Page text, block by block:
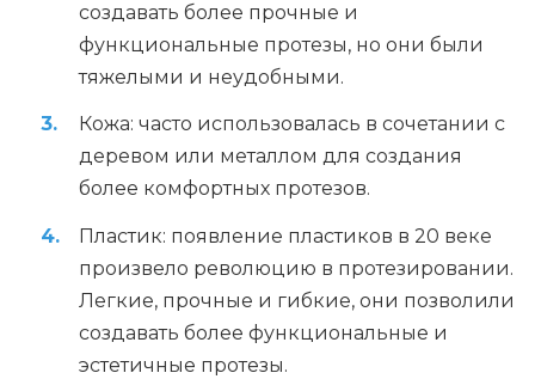
создавать более прочные и
функциональные протезы, но они были
тяжелыми и неудобными.
Кожа: часто использовалась в сочетании с
деревом или металлом для создания
более комфортных протезов.
Пластик: появление пластиков в 20 веке
произвело революцию в протезировании.
Легкие, прочные и гибкие, они позволили
создавать более функциональные и
эстетичные протезы.